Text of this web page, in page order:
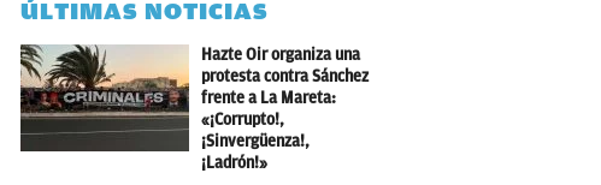
ÚLTIMAS NOTICIAS
Hazte Oir organiza una
protesta contra Sánchez
frente a La Mareta:
«¡Corrupto!,
¡Sinvergüenza!,
¡Ladrón!»